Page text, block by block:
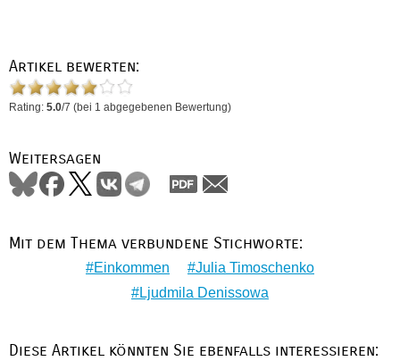
Artikel bewerten:
Rating: 5.0/7 (bei 1 abgegebenen Bewertung)
Weitersagen
Mit dem Thema verbundene Stichworte:
Einkommen
Julia Timoschenko
Ljudmila Denissowa
Diese Artikel könnten Sie ebenfalls interessieren: